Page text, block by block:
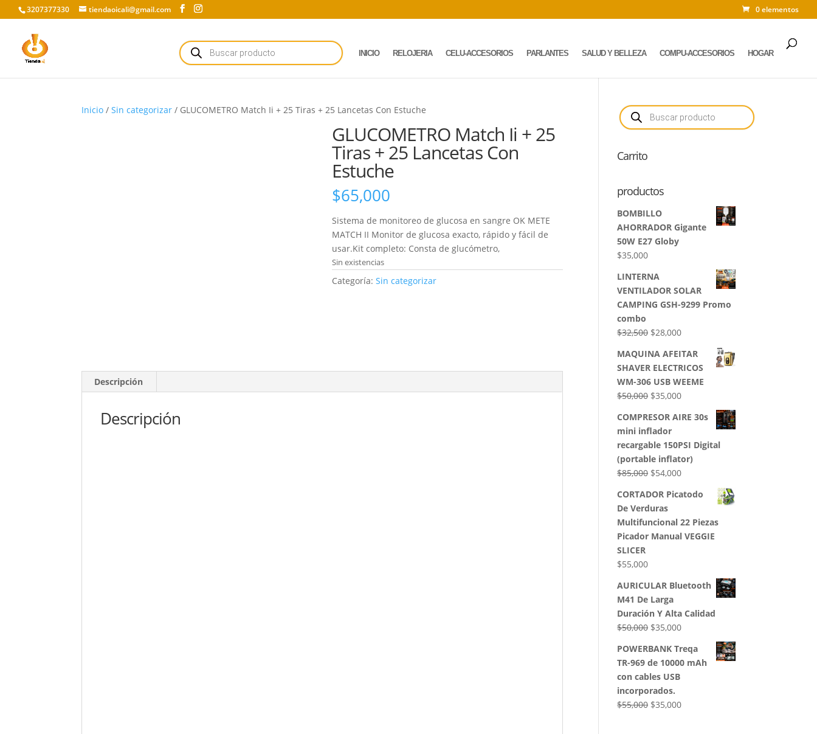
3207377330 tiendaoicali@gmail.com 0 elementos
Búsqueda
de
productos
INICIO RELOJERIA CELU-ACCESORIOS PARLANTES SALUD Y BELLEZA COMPU-ACCESORIOS HOGAR
Inicio /Sin categorizar / GLUCOMETRO Match Ii + 25 Tiras + 25 Lancetas Con Estuche
GLUCOMETRO Match Ii + 25
Tiras + 25 Lancetas Con
Estuche
$65,000
Sistema de monitoreo de glucosa en sangre OK METE
MATCH II Monitor de glucosa exacto, rápido y fácil de
usar.Kit completo: Consta de glucómetro,
Sin existencias
Categoría:Sin categorizar
Descripción
Descripción
Búsqueda
de
productos
Carrito
productos
BOMBILLO
AHORRADOR Gigante
50W E27 Globy
$35,000
LINTERNA
VENTILADOR SOLAR
CAMPING GSH-9299 Promo
combo
$32,500 El
original
era:
$32,500.
$28,000El
actual
es:
$28,000.
MAQUINA AFEITAR
SHAVER ELECTRICOS
WM-306 USB WEEME
$50,000 El
original
era:
$50,000.
$35,000El
actual
$35,000.
COMPRESOR AIRE 30s
mini inflador
recargable 150PSI Digital
(portable inflator)
$85,000 El
original
era:
$85,000.
$54,000El
actual
$54,000.
CORTADOR Picatodo
De Verduras
Multifuncional 22 Piezas
Picador Manual VEGGIE
SLICER
$55,000
AURICULAR Bluetooth
M41 De Larga
Duración Y Alta Calidad
$50,000 El
original
era:
$50,000.
$35,000El
actual
es:
POWERBANK Treqa
TR-969 de 10000 mAh
con cables USB
incorporados.
$55,000 El
$35,000El